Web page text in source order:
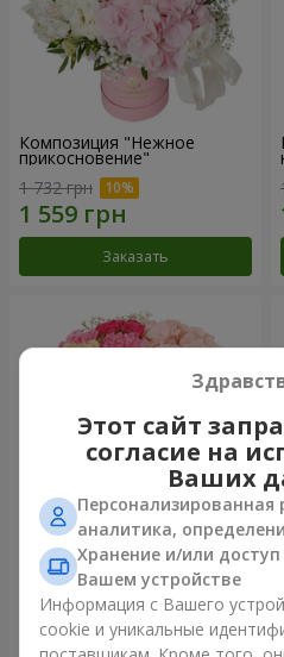
Композиция "Нежное
прикосновение"
1 732 грн
Заказать
Цветы в коробке "Соломия"
2 066 грн
Этот сайт
согласие на
Ваших
Персонализированная
аналитика,
Хранение и/или
Вашем устройстве
Информация с Вашего
cookie и уникальные